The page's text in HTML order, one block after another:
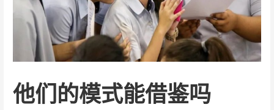
他们的模式能借鉴吗